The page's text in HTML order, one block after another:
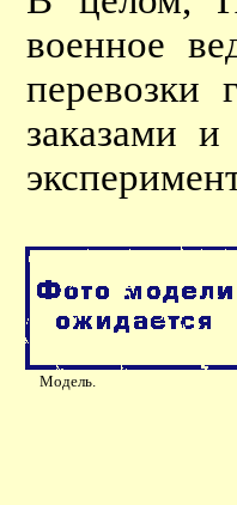
военное
перевозки
заказами
Модель.